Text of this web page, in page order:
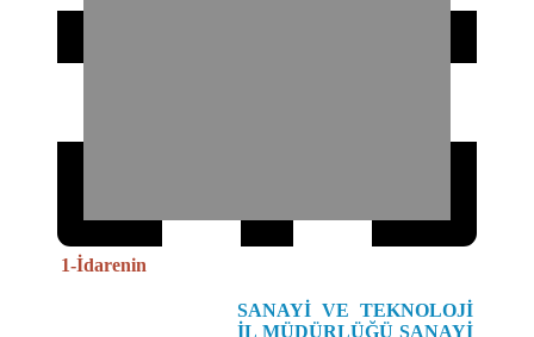
1-İdarenin
SANAYİ VE TEKNOLOJİ
İL MÜDÜRLÜĞÜ SANAYİ